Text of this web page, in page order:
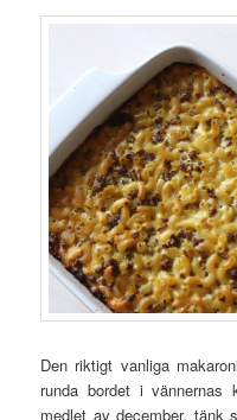
Den riktigt vanliga
runda bordet i
medlet av december, tänk